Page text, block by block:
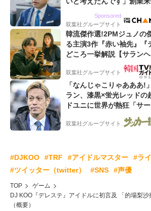
Sponsored
双葉社グループサイト
韓流傑作選!2PMジュノの
る主演3作『赤い袖先』『
どころ一挙解説【サランヘ
双葉社グループサイト
「なんじゃこりゃあああ!
ラン、漆黒×蛍光レッドの
ドユニに世界が熱狂「サ
「こりゃかっけえわ」
双葉社グループサイト
#DJKOO #TRF #アイドルマスター
#ラ
#ツイッター（twitter）
#SNS #声優
TOP
ゲーム
DJ KOO『デレステ』アイドルに初言及 「的場梨沙
（概要）